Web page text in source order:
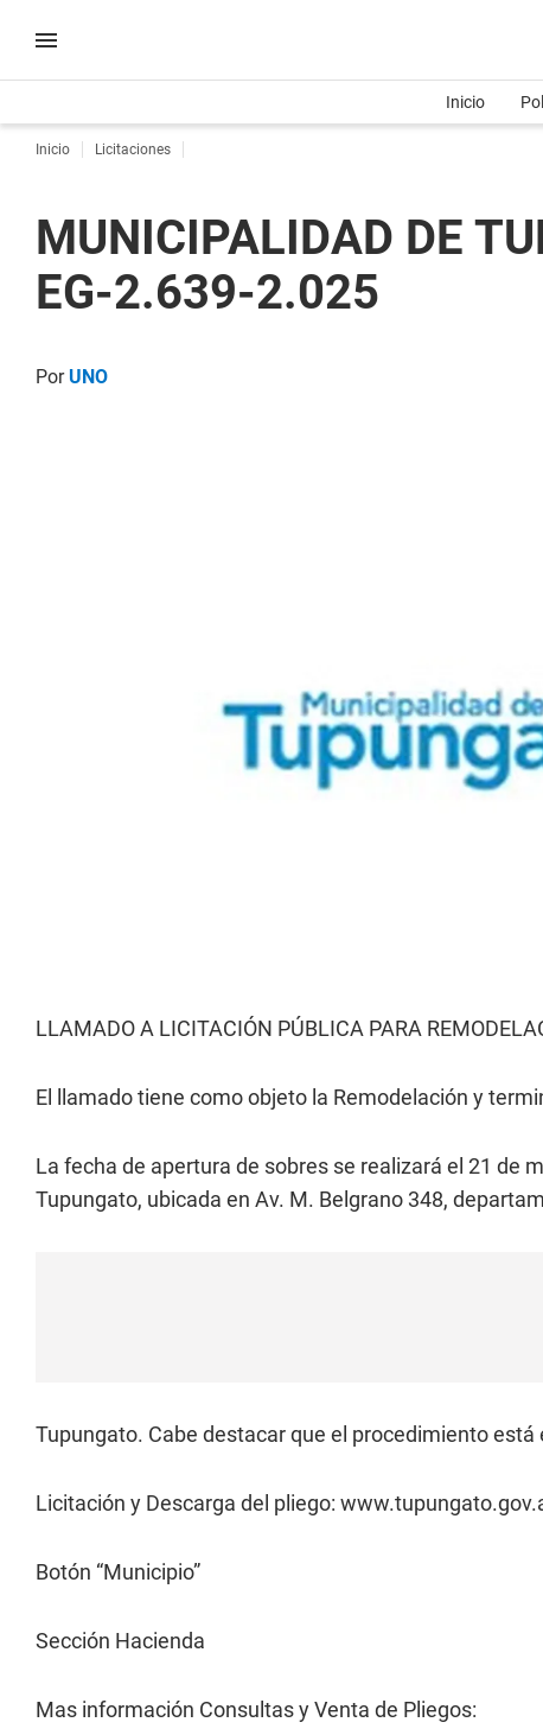
Inicio
Inicio Licitaciones
MUNICIPALIDAD DE
EG-2.639-2.025
PorUNO
LLAMADO A LICITACIÓN PÚBLICA PARA
El llamado tiene como objeto la Remodelación y
La fecha de apertura de sobres se realizará el 21 de
Tupungato, ubicada en Av. M. Belgrano 348,
Tupungato. Cabe destacar que el procedimiento
Licitación y Descarga del pliego:
Botón “Municipio”
Sección Hacienda
Mas información Consultas y Venta de Pliegos: